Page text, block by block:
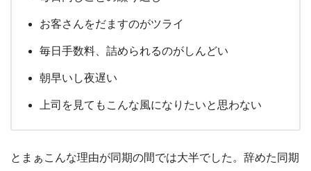
お客さんをだますのがツライ
毎日手数料、詰められるのがしんどい
朝早いし夜遅い
上司を見てもこんな風になりたいと思わない
とまぁこんな理由が同期の間では大半でした。辞めた同期